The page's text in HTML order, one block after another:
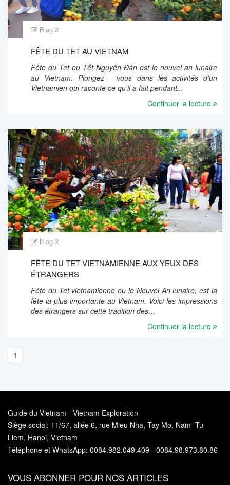
Blog 2
FÊTE DU TET AU VIETNAM
Fête du Tet ou Tết Nguyên Đán est le nouvel an lunaire
au Vietnam. Plongez - vous dans les activités d'un
Vietnamien qui raconte ce qu'il a fait pendant...
Continuer la lecture
Blog 2
FÊTE DU TET VIETNAMIENNE AUX YEUX DES
ÉTRANGERS
Fête du Tet vietnamienne ou le Nouvel An lunaire, est la
fête la plus importante au Vietnam. Voici les impressions
des étrangers sur cette tradition des…
Continuer la lecture
1
Guide du Vietnam - Vietnam Exploration
Siège social: 11/67, allée 6, rue Mieu Nha, Tay Mo, Nam Tu
Liem, Hanoi, Vietnam
Téléphone et WhatsApp: 0084.982.049.409 - 0084.98.973.80.86
VOUS ABONNER POUR NOS ARTICLES